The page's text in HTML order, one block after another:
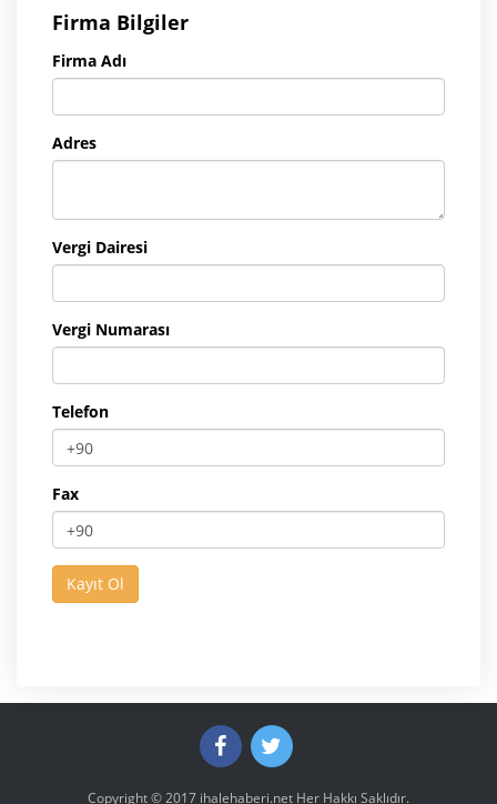
Firma Bilgiler
Firma Adı
Adres
Vergi Dairesi
Vergi Numarası
Telefon
Fax
Copyright © 2017 ihalehaberi.net Her Hakkı Saklıdır.